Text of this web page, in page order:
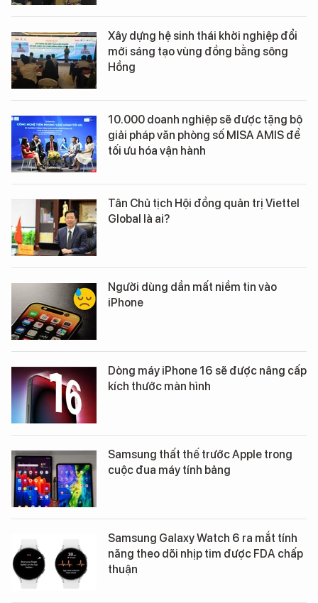
Xây dựng hệ sinh thái khởi nghiệp đổi
mới sáng tạo vùng đồng bằng sông
Hồng
10.000 doanh nghiệp sẽ được tặng bộ
giải pháp văn phòng số MISA AMIS để
tối ưu hóa vận hành
Tân Chủ tịch Hội đồng quản trị Viettel
Global là ai?
Người dùng dần mất niềm tin vào
iPhone
Dòng máy iPhone 16 sẽ được nâng cấp
kích thước màn hình
Samsung thất thế trước Apple trong
cuộc đua máy tính bảng
Samsung Galaxy Watch 6 ra mắt tính
năng theo dõi nhịp tim được FDA chấp
thuận